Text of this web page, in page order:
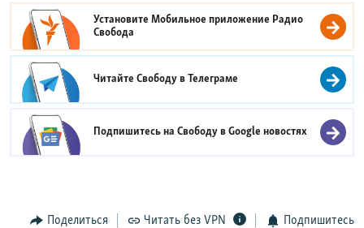
Установите Мобильное приложение Радио
Свобода
Читайте Свободу вТелеграме
Подпишитесь на Свободу вGoogle новостях
Поделиться Читать без VPN Подпишитесь